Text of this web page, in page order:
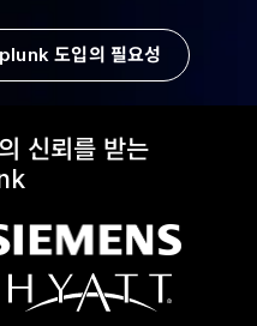
도입의 필요성
신뢰를 받는